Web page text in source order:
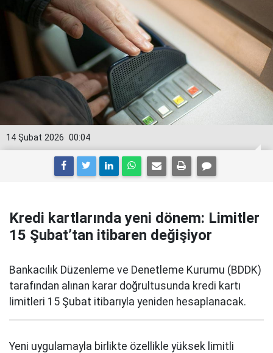
00:04
14 Şubat 2026
Kredi kartlarında yeni dönem: Limitler
15 Şubat’tan itibaren değişiyor
Bankacılık Düzenleme ve Denetleme Kurumu (BDDK)
tarafından alınan karar doğrultusunda kredi kartı
limitleri 15 Şubat itibarıyla yeniden hesaplanacak.
Yeni uygulamayla birlikte özellikle yüksek limitli